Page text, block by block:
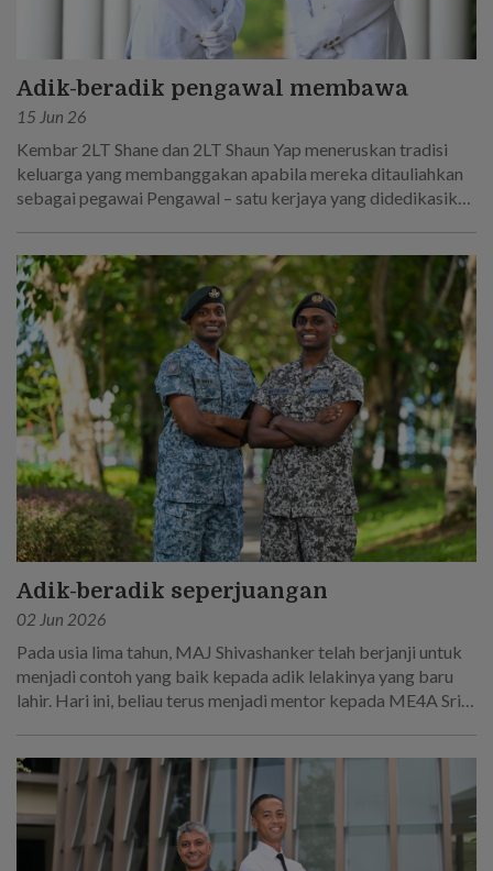
Adik-beradik pengawal membawa
15 Jun 26
Kembar 2LT Shane dan 2LT Shaun Yap meneruskan tradisi
keluarga yang membanggakan apabila mereka ditauliahkan
sebagai pegawai Pengawal – satu kerjaya yang didedikasikan
Adik-beradik seperjuangan
02 Jun 2026
Pada usia lima tahun, MAJ Shivashanker telah berjanji untuk
menjadi contoh yang baik kepada adik lelakinya yang baru
lahir. Hari ini, beliau terus menjadi mentor kepada ME4A Sri